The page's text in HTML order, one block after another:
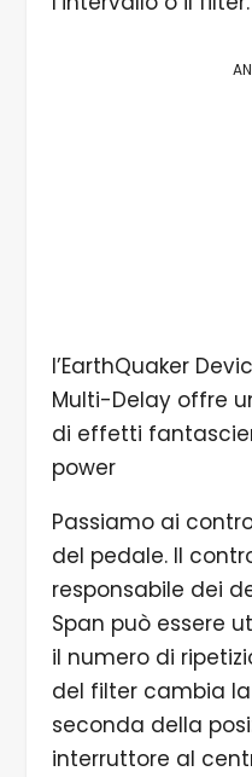
l’EarthQuaker
Multi-Delay offre
di effetti
power
Passiamo ai
del pedale. Il
responsabile dei
Span può essere
il numero di
del filter cambia
seconda della
interruttore al